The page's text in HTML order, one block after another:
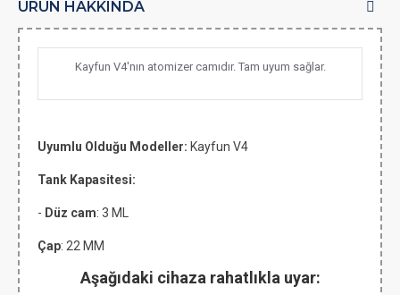
ÜRÜN HAKKINDA
Kayfun V4'nın atomizer camıdır. Tam uyum sağlar.
Uyumlu Olduğu Modeller: Kayfun V4
Tank Kapasitesi:
- Düz cam: 3 ML
Çap: 22 MM
Aşağıdaki cihaza rahatlıkla uyar: